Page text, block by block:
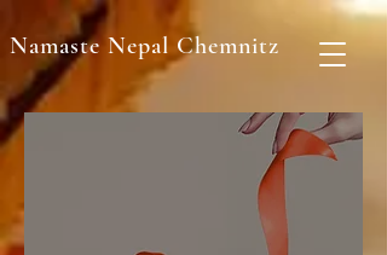
Namaste Nepal Chemnitz